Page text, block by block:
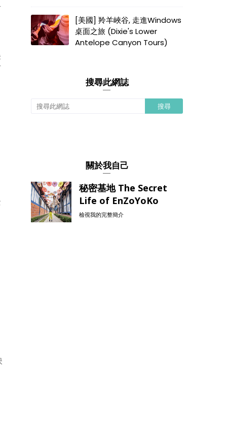
[美國] 羚羊峽谷, 走進Windows
桌面之旅 (Dixie's Lower
Antelope Canyon Tours)
搜尋此網誌
關於我自己
秘密基地 The Secret
Life of EnZoYoKo
檢視我的完整簡介